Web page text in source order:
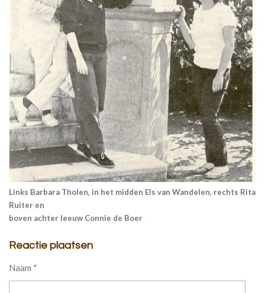
Links Barbara Tholen, in het midden Els van Wandelen, rechts Rita
Ruiter en
boven achter leeuw Connie de Boer
Reactie plaatsen
Naam *